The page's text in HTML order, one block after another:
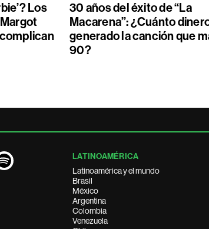
Los
30 años del éxito de “La
Macarena”: ¿Cuánto
generado la canción que
90?
LATINOAMÉRICA
Latinoamérica y el mundo
Brasil
México
Argentina
Colombia
Venezuela